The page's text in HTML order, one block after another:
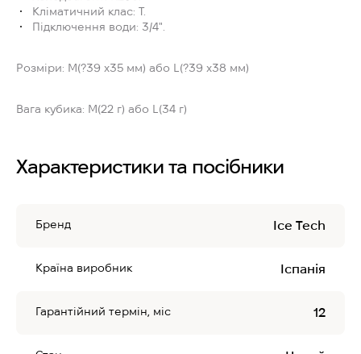
Кліматичний клас: T.
Підключення води: 3/4".
Розміри: M(?39 x35 мм) або L(?39 x38 мм)
Вага кубика: M(22 г) або L(34 г)
Характеристики та посібники
Бренд Ice Tech
Країна виробник Іспанія
Гарантійний термін, міс 12